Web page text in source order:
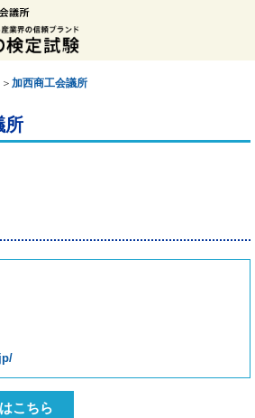
＞ 加西商工会議所
所
こちら